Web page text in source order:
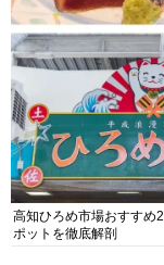
高知ひろめ市場おすすめ
ポットを徹底解剖